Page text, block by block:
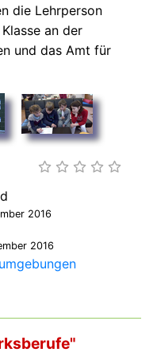
die Lehrperson
an der
und das Amt für
2016
2016